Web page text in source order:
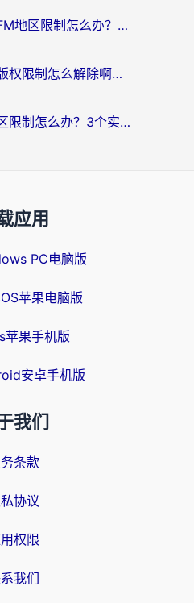
在老挝用喜马拉雅FM地区限制怎么办？海外党亲测有效的回国加速方案
咪咕音乐国外听歌版权限制怎么解除啊？海外党亲测有效的回国加速方案
在加拿大用掌阅地区限制怎么办？3个实用技巧帮你轻松解决（附海外华人必备工具）
应用
PC电脑版
苹果电脑版
苹果手机版
安卓手机版
我们
条款
协议
权限
我们